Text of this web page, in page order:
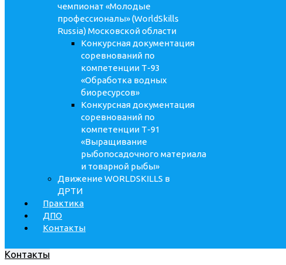
чемпионат «Молодые
профессионалы» (WorldSkills
Russia) Московской области
Конкурсная документация
соревнований по
компетенции Т-93
«Обработка водных
биоресурсов»
Конкурсная документация
соревнований по
компетенции Т-91
«Выращивание
рыбопосадочного материала
и товарной рыбы»
Движение WORLDSKILLS в
ДРТИ
Практика
ДПО
Контакты
Контакты